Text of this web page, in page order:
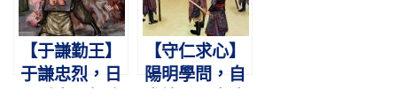
【于謙勤王】
于謙忠烈，日
【守仁求心】
陽明學問，自